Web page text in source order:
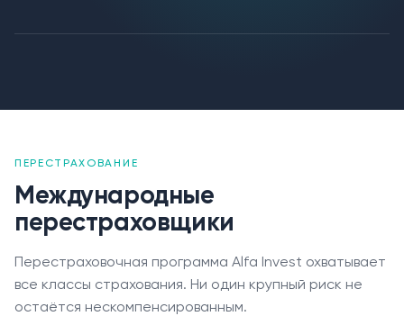
ПЕРЕСТРАХОВАНИЕ
Международные
перестраховщики
Перестраховочная программа Alfa Invest охватывает
все классы страхования. Ни один крупный риск не
остаётся нескомпенсированным.